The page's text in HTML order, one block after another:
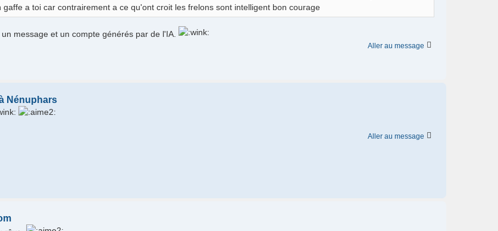
gaffe a toi car contrairement a ce qu'ont croit les frelons sont intelligent bon courage
message et un compte générés par de l'IA.
Aller au message
Nénuphars
Aller au message